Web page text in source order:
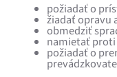
požiadať o
žiadať opravu
obmedziť
namietať
požiadať o